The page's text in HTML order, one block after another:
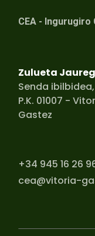
CEA -
Zulueta
Senda
P.K. 01007 -
Gastez
+34 945 16 26
cea@vitoria-